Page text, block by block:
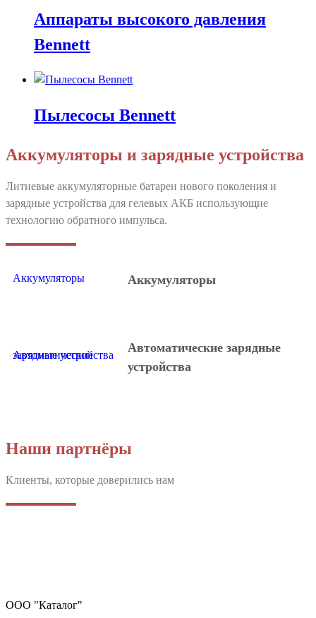
Аппараты высокого давления
Bennett
Пылесосы Bennett
Аккумуляторы и зарядные устройства
Литиевые аккумуляторные батареи нового поколения и
зарядные устройства для гелевых АКБ использующие
технологию обратного импульса.
Аккумуляторы Аккумуляторы
Автоматические зарядные устройства
Автоматические зарядные
устройства
Наши партнёры
Клиенты, которые доверились нам
ООО "Каталог"